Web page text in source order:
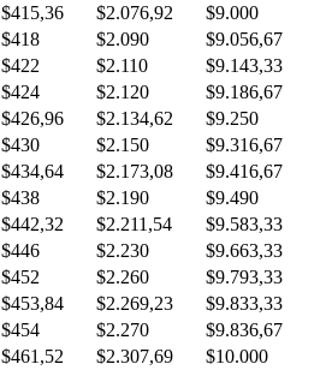
$415,36 $2.076,92
$9.000
$418 $2.090
$9.056,67
$422 $2.110
$9.143,33
$424 $2.120
$9.186,67
$426,96 $2.134,62
$9.250
$430 $2.150
$9.316,67
$434,64 $2.173,08
$9.416,67
$438 $2.190
$9.490
$442,32 $2.211,54
$9.583,33
$446 $2.230
$9.663,33
$452 $2.260
$9.793,33
$453,84 $2.269,23
$9.833,33
$454 $2.270
$9.836,67
$461,52 $2.307,69
$10.000